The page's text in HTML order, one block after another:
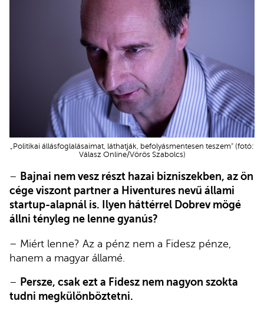
„Politikai állásfoglalásaimat, láthatják, befolyásmentesen teszem” (fotó:
Válasz Online/Vörös Szabolcs)
– Bajnai nem vesz részt hazai bizniszekben, az ön
cége viszont partner a Hiventures nevű állami
startup-alapnál is. Ilyen háttérrel Dobrev mögé
állni tényleg ne lenne gyanús?
– Miért lenne? Az a pénz nem a Fidesz pénze,
hanem a magyar államé.
– Persze, csak ezt a Fidesz nem nagyon szokta
tudni megkülönböztetni.